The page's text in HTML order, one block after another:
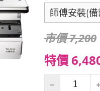
師傅安裝(
市價 7,200
特價